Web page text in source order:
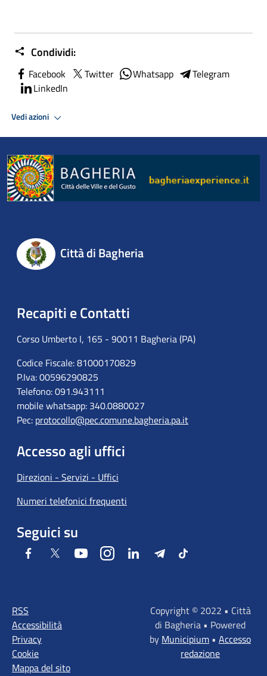
Condividi:
Facebook Twitter Whatsapp
Telegram
LinkedIn
Vedi azioni
Città di Bagheria
Recapiti e Contatti
Corso Umberto I, 165 - 90011 Bagheria (PA)
Codice Fiscale: 81000170829
P.Iva: 00596290825
Telefono: 091.943111
mobile whatsapp: 340.0880027
Pec: protocollo@pec.comune.bagheria.pa.it
Accesso agli uffici
Direzioni - Servizi - Uffici
Numeri telefonici frequenti
Seguici su
Facebook Twitter YoutubeInstagramLinkedIn TelegramTiktok
RSS
Accessibilità
Privacy
Cookie
Mappa del sito
Copyright © 2022 • Città
di Bagheria • Powered
by Municipium • Accesso
redazione